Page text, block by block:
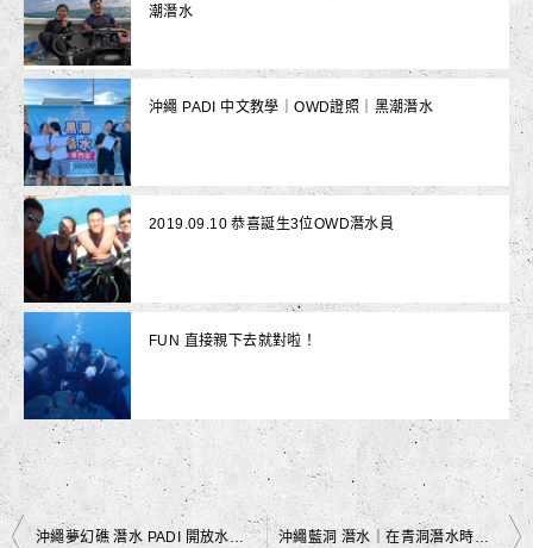
潮潛水
沖繩 PADI 中文教學｜OWD證照｜黑潮潛水
2019.09.10 恭喜誕生3位OWD潛水員
FUN 直接親下去就對啦！
文
沖繩夢幻礁 潛水 PADI 開放水域潛水潛水執照｜在夢幻礁潛水上課的感覺 2｜黑潮潛水 沖繩藍洞 潛水｜在青洞潛水時突然的龐大魚群｜黑潮潛水